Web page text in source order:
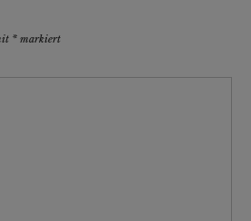
* markiert